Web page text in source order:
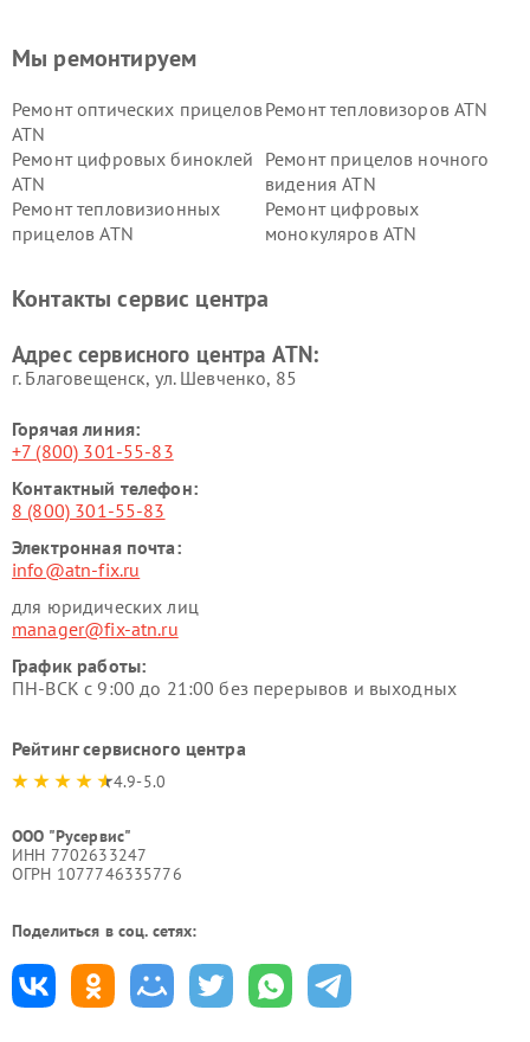
Мы ремонтируем
Ремонт оптических прицелов
ATN
Ремонт тепловизоров ATN
Ремонт цифровых биноклей
ATN
Ремонт прицелов ночного
видения ATN
Ремонт тепловизионных
прицелов ATN
Ремонт цифровых
монокуляров ATN
Контакты сервис центра
Адрес сервисного центра ATN:
г. Благовещенск, ул. Шевченко, 85
Горячая линия:
+7 (800) 301-55-83
Контактный телефон:
8 (800) 301-55-83
Электронная почта:
info@atn-fix.ru
для юридических лиц
manager@fix-atn.ru
График работы:
ПН-ВСК с 9:00 до 21:00 без перерывов и выходных
Рейтинг сервисного центра
4.9-5.0
ООО "Русервис"
ИНН 7702633247
ОГРН 1077746335776
Поделиться в соц. сетях: